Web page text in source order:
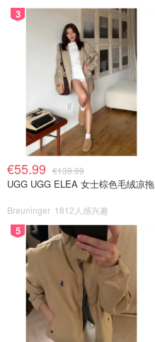
3
€55.99 €139.99
UGG UGG ELEA 女士棕色毛绒凉拖
Breuninger 1812人感兴趣
5